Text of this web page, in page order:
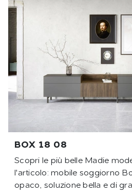
BOX 18 08
Scopri le più belle Madie
l'articolo: mobile soggiorno
opaco, soluzione bella e di